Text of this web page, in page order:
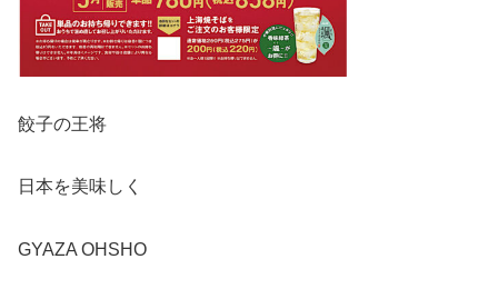
餃子の王将
日本を美味しく
GYAZA OHSHO